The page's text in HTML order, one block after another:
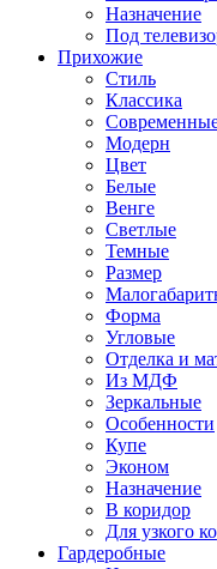
Назначение
Под
Прихожие
Стиль
Классика
Модерн
Цвет
Белые
Венге
Светлые
Темные
Размер
Форма
Угловые
Отделка и
Из МДФ
Зеркальные
Особенности
Купе
Эконом
Назначение
В коридор
Для узкого
Гардеробные